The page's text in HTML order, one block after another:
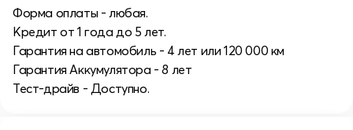
Форма оплаты - любая.
Кредит от 1 года до 5 лет.
Гарантия на автомобиль - 4 лет или 120 000 км
Гарантия Аккумулятора - 8 лет
Тест-драйв - Доступно.